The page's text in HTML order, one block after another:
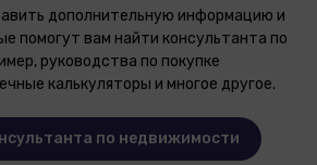
дополнительную информацию и
помогут вам найти консультанта по
руководства по покупке
калькуляторы и многое другое.
по недвижимости